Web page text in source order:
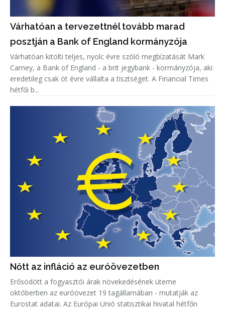
Várhatóan a tervezettnél tovább marad
posztján a Bank of England kormányzója
Várhatóan kitölti teljes, nyolc évre szóló megbízatását Mark
Carney, a Bank of England - a brit jegybank - kormányzója, aki
eredetileg csak öt évre vállalta a tisztséget. A Financial Times
hétfői b...
Nőtt az infláció az euróövezetben
Erősödött a fogyasztói árak növekedésének üteme
októberben az euróövezet 19 tagállamában - mutatják az
Eurostat adatai. Az Európai Unió statisztikai hivatal hétfőn